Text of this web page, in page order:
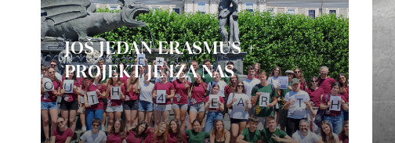
JOŠ JEDAN ERASMUS +
PROJEKT JE IZA NAS